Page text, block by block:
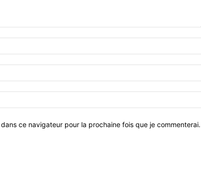
ce navigateur pour la prochaine fois que je commenterai.